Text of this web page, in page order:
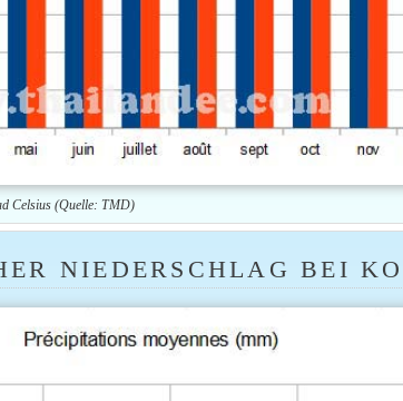
Celsius (Quelle: TMD)
NIEDERSCHLAG BEI